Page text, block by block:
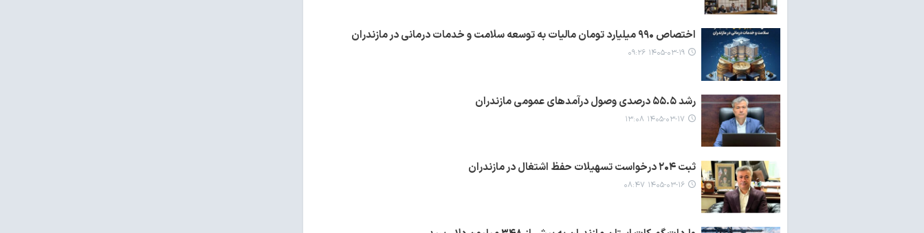
اختصاص ۹۹۰ میلیارد تومان مالیات به توسعه سلامت و خدمات درمانی در مازندران
۱۴۰۵-۰۳-۱۹ ۰۹:۲۶
رشد ۵۵.۵ درصدی وصول درآمدهای عمومی مازندران
۱۴۰۵-۰۳-۱۷ ۱۳:۰۸
ثبت ۲۰۴ درخواست تسهیلات حفظ اشتغال در مازندران
۱۴۰۵-۰۳-۱۶ ۰۸:۴۷